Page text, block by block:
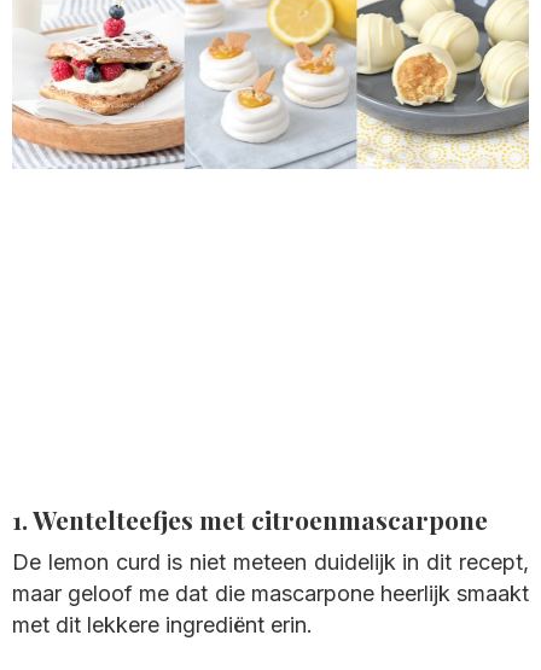
1. Wentelteefjes met citroenmascarpone
De lemon curd is niet meteen duidelijk in dit recept,
maar geloof me dat die mascarpone heerlijk smaakt
met dit lekkere ingrediënt erin.